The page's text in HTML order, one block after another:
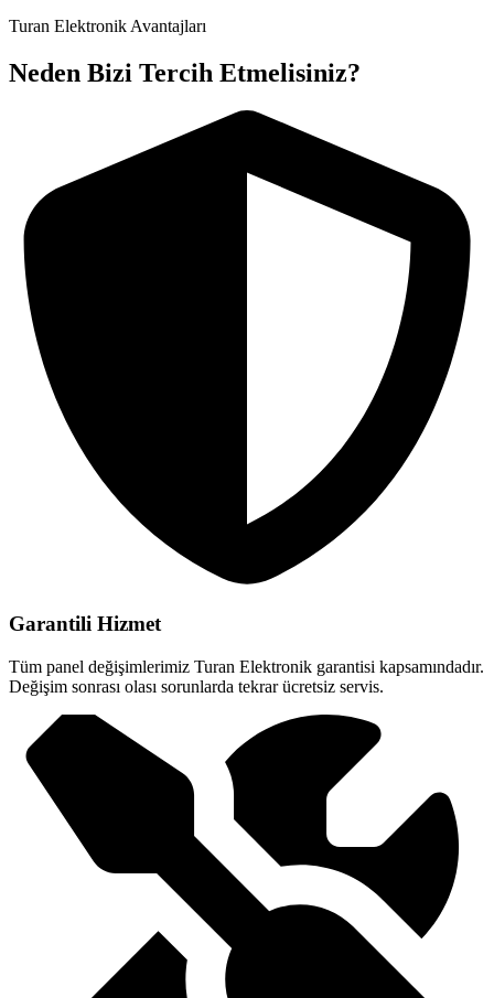
Turan Elektronik Avantajları
Neden Bizi Tercih Etmelisiniz?
Garantili Hizmet
Tüm panel değişimlerimiz Turan Elektronik garantisi kapsamındadır.
Değişim sonrası olası sorunlarda tekrar ücretsiz servis.